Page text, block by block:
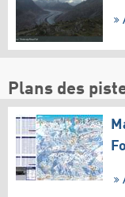
Plans des